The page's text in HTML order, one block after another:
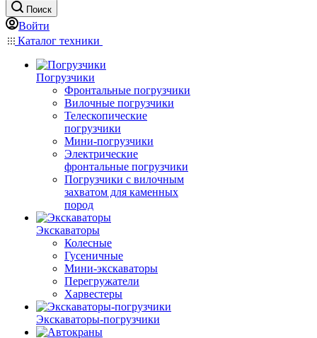
Поиск
Войти
Каталог техники
Погрузчики
Фронтальные погрузчики
Вилочные погрузчики
Телескопические
погрузчики
Мини-погрузчики
Электрические
фронтальные погрузчики
Погрузчики с вилочным
захватом для каменных
пород
Экскаваторы
Колесные
Гусеничные
Мини-экскаваторы
Перегружатели
Харвестеры
Экскаваторы-погрузчики